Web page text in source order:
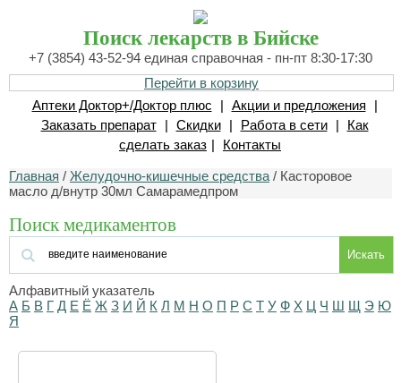
Поиск лекарств в Бийске
+7 (3854) 43-52-94 единая справочная - пн-пт 8:30-17:30
Перейти в корзину
Аптеки Доктор+/Доктор плюс
| Акции и предложения
|
Заказать препарат
| Скидки | Работа в сети |
Как
сделать заказ | Контакты
Главная / Желудочно-кишечные средства / Касторовое
масло д/внутр 30мл Самарамедпром
Поиск медикаментов
Искать
Алфавитный указатель
А Б В Г Д Е Ё Ж З И Й К Л М Н О П Р С Т У Ф Х Ц Ч Ш Щ Э Ю
Я